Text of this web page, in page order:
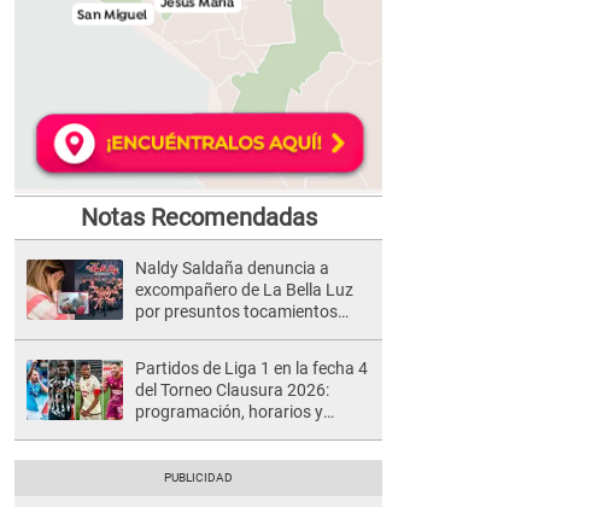
Notas Recomendadas
Naldy Saldaña denuncia a
excompañero de La Bella Luz
por presuntos tocamientos
Partidos de Liga 1 en la fecha 4
del Torneo Clausura 2026:
programación, horarios y